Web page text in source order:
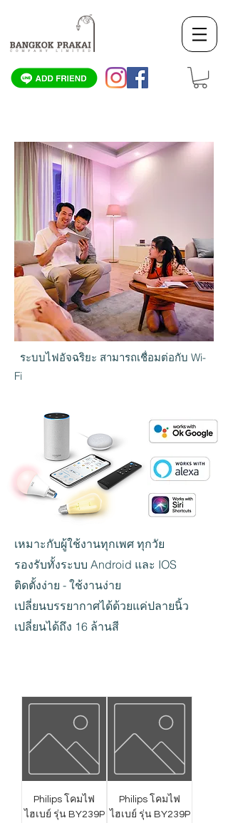
ระบบไฟอัจฉริยะ สามารถเชื่อมต่อกับ Wi-
Fi
เหมาะกับผู้ใช้งานทุกเพศ ทุกวัย
รองรับทั้งระบบ Android และ IOS
ติดตั้งง่าย - ใช้งานง่าย
เปลี่ยนบรรยากาศได้ด้วยแค่ปลายนิ้ว
เปลี่ยนได้ถึง 16 ล้านสี
Philips โคมไฟ
ไฮเบย์ รุ่น BY239P
Philips โคมไฟ
ไฮเบย์ รุ่น BY239P